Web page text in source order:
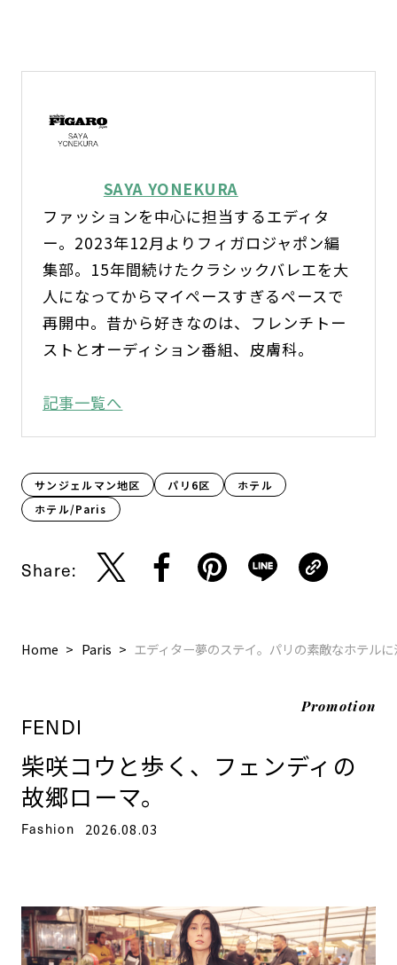
SAYA YONEKURA
ファッションを中心に担当するエディタ
ー。2023年12月よりフィガロジャポン編
集部。15年間続けたクラシックバレエを大
人になってからマイペースすぎるペースで
再開中。昔から好きなのは、フレンチトー
ストとオーディション番組、皮膚科。
記事一覧へ
サンジェルマン地区 パリ6区
ホテル
ホテル/Paris
Share:
Home Paris エディター夢のステイ。パリの素敵なホテル
Promotion
FENDI
柴咲コウと歩く、フェンディの
故郷ローマ。
Fashion 2026.08.03